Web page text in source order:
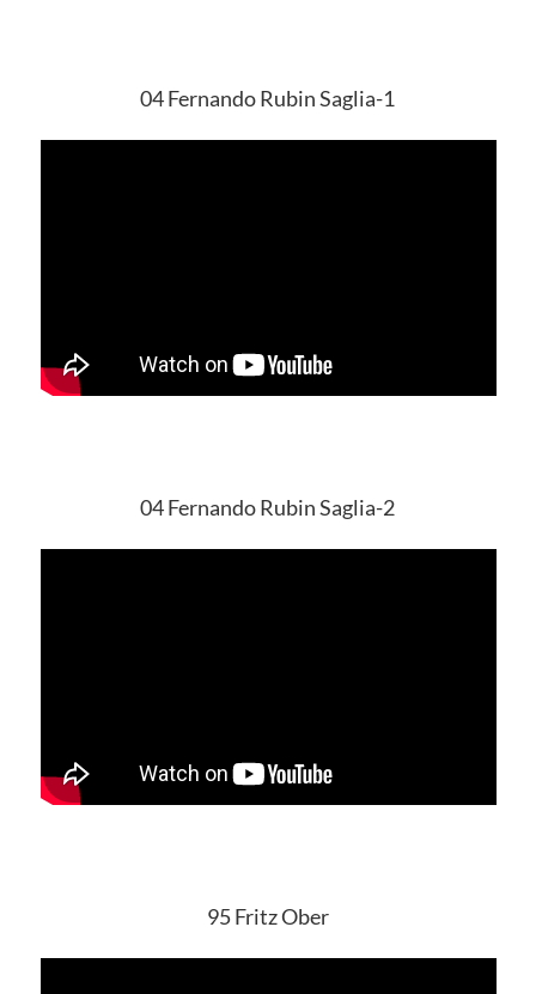
04 Fernando Rubin Saglia-1
04 Fernando Rubin Saglia-2
95 Fritz Ober